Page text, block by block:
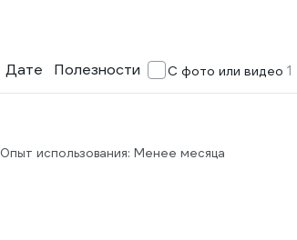
Дате Полезности С фото или видео 1
Опыт использования: Менее месяца